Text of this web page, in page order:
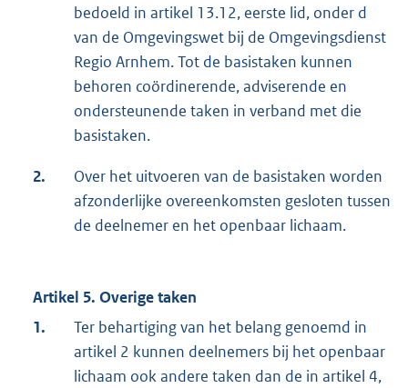
bedoeld in artikel 13.12, eerste lid, onder d
van de Omgevingswet bij de Omgevingsdienst
Regio Arnhem. Tot de basistaken kunnen
behoren coördinerende, adviserende en
ondersteunende taken in verband met die
basistaken.
2.
Over het uitvoeren van de basistaken worden
afzonderlijke overeenkomsten gesloten tussen
de deelnemer en het openbaar lichaam.
Artikel 5. Overige taken
1.
Ter behartiging van het belang genoemd in
artikel 2 kunnen deelnemers bij het openbaar
lichaam ook andere taken dan de in artikel 4,